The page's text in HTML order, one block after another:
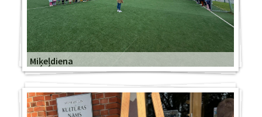
Miķeļdiena